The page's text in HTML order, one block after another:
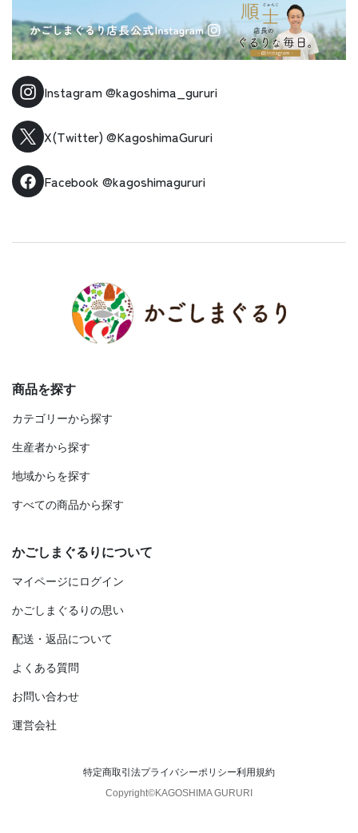
Instagram@kagoshima_gururi
X(Twitter) @KagoshimaGururi
Facebook @kagoshimagururi
商品を探す
カテゴリーから探す
生産者から探す
地域からを探す
すべての商品から探す
かごしまぐるりについて
マイページにログイン
かごしまぐるりの思い
配送・返品について
よくある質問
お問い合わせ
運営会社
特定商取引法プライバシーポリシー利用規約
Copyright©KAGOSHIMA GURURI